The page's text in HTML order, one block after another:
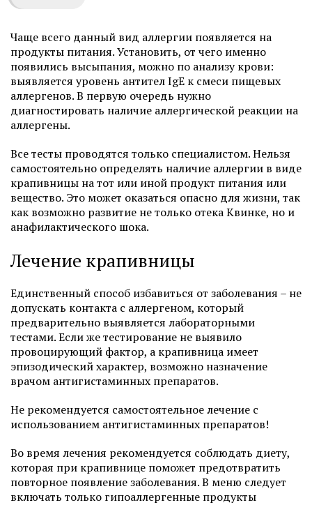
Чаще всего данный вид аллергии появляется на
продукты питания. Установить, от чего именно
появились высыпания, можно по анализу крови:
выявляется уровень антител IgE к смеси пищевых
аллергенов. В первую очередь нужно
диагностировать наличие аллергической реакции на
аллергены.
Все тесты проводятся только специалистом. Нельзя
самостоятельно определять наличие аллергии в виде
крапивницы на тот или иной продукт питания или
вещество. Это может оказаться опасно для жизни, так
как возможно развитие не только отека Квинке, но и
анафилактического шока.
Лечение крапивницы
Единственный способ избавиться от заболевания – не
допускать контакта с аллергеном, который
предварительно выявляется лабораторными
тестами. Если же тестирование не выявило
провоцирующий фактор, а крапивница имеет
эпизодический характер, возможно назначение
врачом антигистаминных препаратов.
Не рекомендуется самостоятельное лечение с
использованием антигистаминных препаратов!
Во время лечения рекомендуется соблюдать диету,
которая при крапивнице поможет предотвратить
повторное появление заболевания. В меню следует
включать только гипоаллергенные продукты